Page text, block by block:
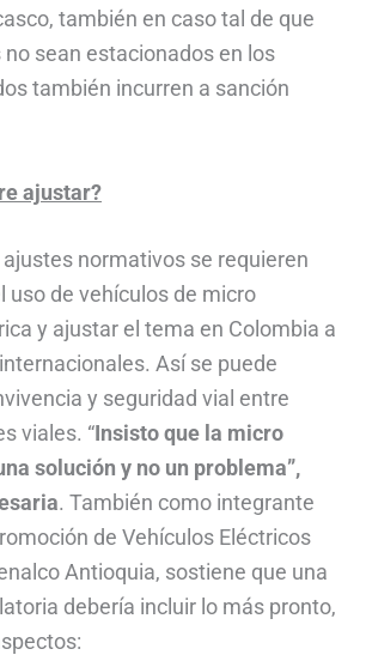
también en caso tal de que
sean estacionados en los
también incurren a sanción
ajustar?
ajustes normativos se requieren
uso de vehículos de micro
y ajustar el tema en Colombia a
Así se puede
y seguridad vial entre
viales. “Insisto que la micro
solución y no un problema”,
. También como integrante
de Vehículos Eléctricos
Antioquia, sostiene que una
debería incluir lo más pronto,